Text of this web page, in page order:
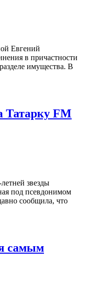
Евгений
в причастности
имущества. В
Татарку FM
звезды
под псевдонимом
сообщила, что
самым